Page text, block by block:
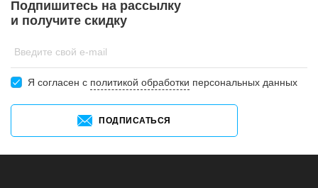
Подпишитесь на рассылку
и получите скидку
Введите свой e-mail
Я согласен c политикой обработки персональных данных
ПОДПИСАТЬСЯ